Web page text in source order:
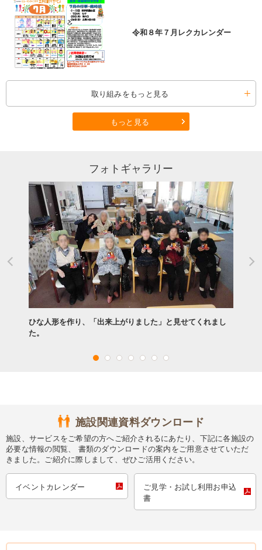
令和８年７月レクカレンダー
取り組みをもっと見る
もっと見る
フォトギャラリー
ひな人形を作り、「出来上がりました」と見せてくれまし
た。
施設関連資料ダウンロード
施設、サービスをご希望の方へご紹介されるにあたり、下記に各施設の
必要な情報の閲覧、 書類のダウンロードの案内をご用意させていただ
きました。ご紹介に際しまして、ぜひご活用ください。
イベントカレンダー
ご見学・お試し利用お申込
書